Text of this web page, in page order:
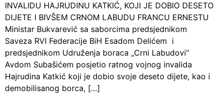
INVALIDU HAJRUDINU KATKIĆ, KOJI JE DOBIO DESETO
DIJETE I BIVŠEM CRNOM LABUDU FRANCU ERNESTU
Ministar Bukvarević sa saborcima predsjednikom
Saveza RVI Federacije BiH Esadom Delićem i
predsjednikom Udruženja boraca „Crni Labudovi“
Avdom Subašićem posjetio ratnog vojnog invalida
Hajrudina Katkić koji je dobio svoje deseto dijete, kao i
demobilisanog borca, […]